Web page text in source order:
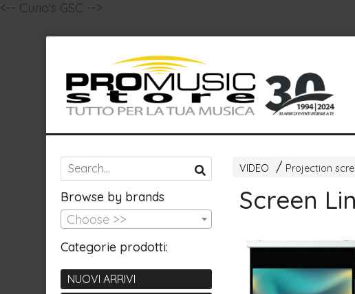
<-- Curio's GSC -->
VIDEO Projection
Screen
Browse by brands
Choose >>
Categorie prodotti:
NUOVI ARRIVI